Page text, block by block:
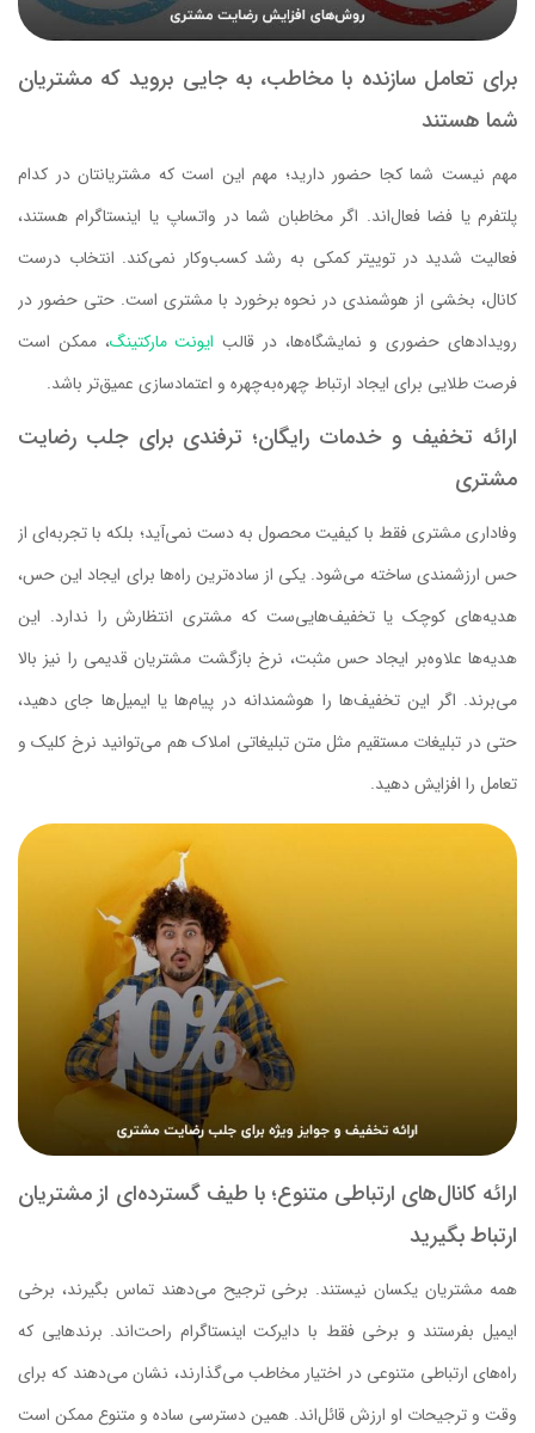
برای تعامل سازنده با مخاطب، به جایی بروید که مشتریان
شما هستند
مهم نیست شما کجا حضور دارید؛ مهم این است که مشتریانتان در کدام
پلتفرم یا فضا فعال‌اند. اگر مخاطبان شما در واتساپ یا اینستاگرام هستند،
فعالیت شدید در توییتر کمکی به رشد کسب‌وکار نمی‌کند. انتخاب درست
کانال، بخشی از هوشمندی در نحوه برخورد با مشتری است. حتی حضور در
رویدادهای حضوری و نمایشگاه‌ها، در قالب ایونت مارکتینگ، ممکن است
فرصت طلایی برای ایجاد ارتباط چهره‌به‌چهره و اعتمادسازی عمیق‌تر باشد.
ارائه تخفیف و خدمات رایگان؛ ترفندی برای جلب رضایت
مشتری
وفاداری مشتری فقط با کیفیت محصول به دست نمی‌آید؛ بلکه با تجربه‌ای از
حس ارزشمندی ساخته می‌شود. یکی از ساده‌ترین راه‌ها برای ایجاد این حس،
هدیه‌های کوچک یا تخفیف‌هایی‌ست که مشتری انتظارش را ندارد. این
هدیه‌ها علاوه‌‌بر ایجاد حس مثبت، نرخ بازگشت مشتریان قدیمی را نیز بالا
می‌برند. اگر این تخفیف‌ها را هوشمندانه در پیام‌ها یا ایمیل‌ها جای دهید،
حتی در تبلیغات مستقیم مثل متن تبلیغاتی املاک هم می‌توانید نرخ کلیک و
تعامل را افزایش دهید.
ارائه کانال‌های ارتباطی متنوع؛ با طیف گسترده‌ای از مشتریان
ارتباط بگیرید
همه مشتریان یکسان نیستند. برخی ترجیح می‌دهند تماس بگیرند، برخی
ایمیل بفرستند و برخی فقط با دایرکت اینستاگرام راحت‌اند. برندهایی که
راه‌های ارتباطی متنوعی در اختیار مخاطب می‌گذارند، نشان می‌دهند که برای
وقت و ترجیحات او ارزش قائل‌اند. همین دسترسی ساده و متنوع ممکن است